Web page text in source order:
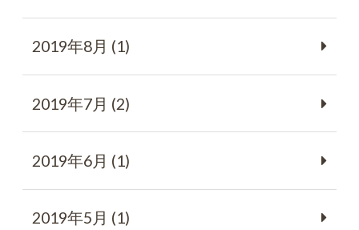
2019年8月 (1)
2019年7月 (2)
2019年6月 (1)
2019年5月 (1)